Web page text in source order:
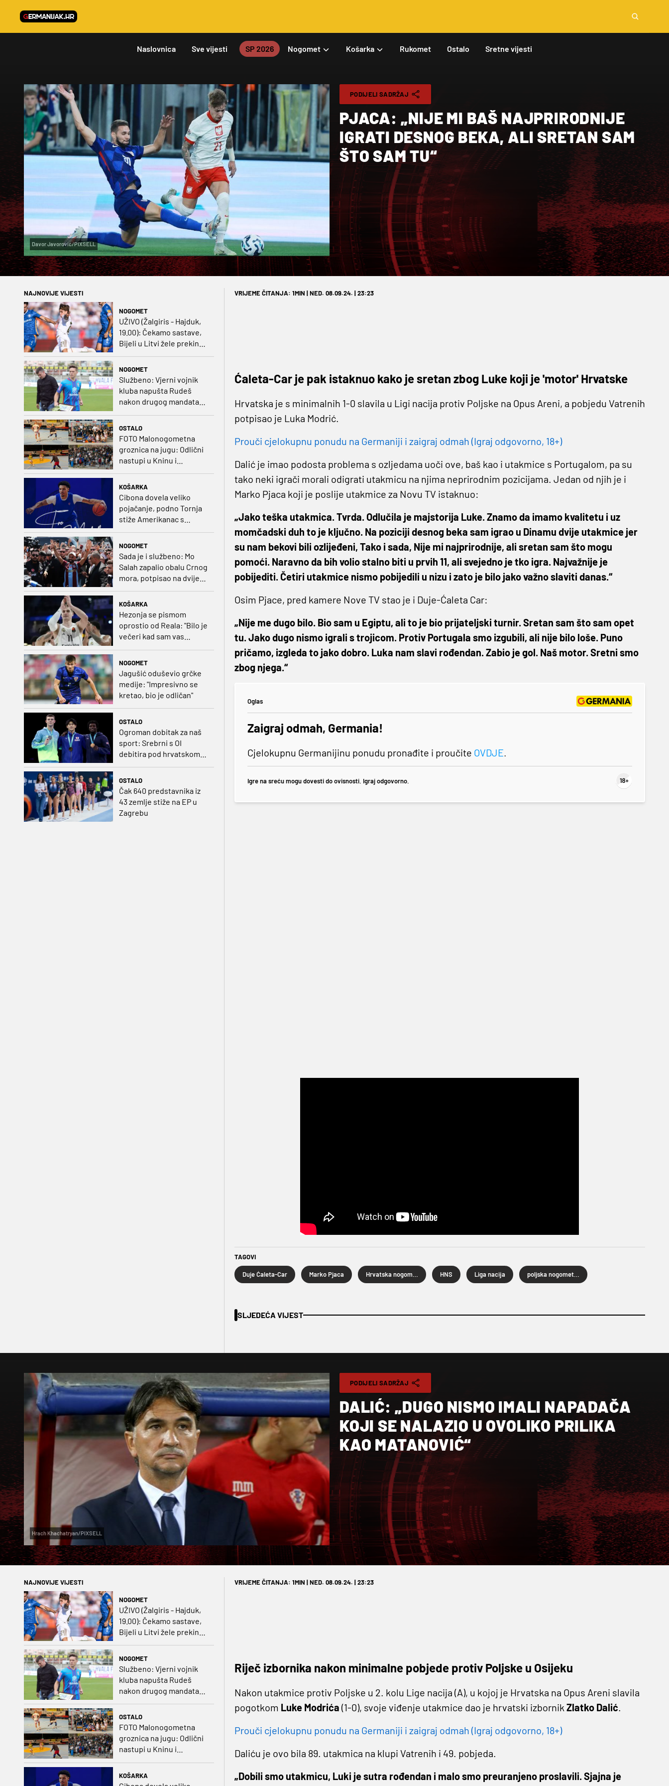
Naslovnica Sve vijesti SP 2026 Nogomet Košarka Rukomet Ostalo Sretne vijesti
Davor Javorovic/PIXSELL
PODIJELI SADRŽAJ
PJACA: „NIJE MI BAŠ NAJPRIRODNIJE
IGRATI DESNOG BEKA, ALI SRETAN SAM
ŠTO SAM TU“
NAJNOVIJE VIJESTI
NOGOMET
UŽIVO (Žalgiris - Hajduk,
19.00): Čekamo sastave,
Bijeli u Litvi žele prekinut
NOGOMET
Službeno: Vjerni vojnik
kluba napušta Rudeš
nakon drugog mandata
OSTALO
FOTO Malonogometna
groznica na jugu: Odlični
nastupi u Kninu i
Metkoviću okrunjeni
vrijednim nagradama
KOŠARKA
Cibona dovela veliko
pojačanje, podno Tornja
stiže Amerikanac s
naslovom iz EuroCupa
NOGOMET
Sada je i službeno: Mo
Salah zapalio obalu Crnog
mora, potpisao na dvije
KOŠARKA
Hezonja se pismom
oprostio od Reala: "Bilo je
večeri kad sam vas
NOGOMET
Jagušić oduševio grčke
medije: "Impresivno se
kretao, bio je odličan"
OSTALO
Ogroman dobitak za naš
sport: Srebrni s OI
debitira pod hrvatskom
OSTALO
Čak 640 predstavnika iz
43 zemlje stiže na EP u
Zagrebu
VRIJEME ČITANJA: 1MIN | NED. 08.09.24. | 23:23
Ćaleta-Car je pak istaknuo kako je sretan zbog Luke koji je 'motor' Hrvatske
Hrvatska je s minimalnih 1-0 slavila u Ligi nacija protiv Poljske na Opus Areni, a pobjedu Vatrenih
potpisao je Luka Modrić.
Prouči cjelokupnu ponudu na Germaniji i zaigraj odmah (Igraj odgovorno, 18+)
Dalić je imao podosta problema s ozljedama uoči ove, baš kao i utakmice s Portugalom, pa su
tako neki igrači morali odigrati utakmicu na njima neprirodnim pozicijama. Jedan od njih je i
Marko Pjaca koji je poslije utakmice za Novu TV istaknuo:
„Jako teška utakmica. Tvrda. Odlučila je majstorija Luke. Znamo da imamo kvalitetu i uz
momčadski duh to je ključno. Na poziciji desnog beka sam igrao u Dinamu dvije utakmice jer
su nam bekovi bili ozlijeđeni, Tako i sada, Nije mi najprirodnije, ali sretan sam što mogu
pomoći. Naravno da bih volio stalno biti u prvih 11, ali svejedno je tko igra. Najvažnije je
pobijediti. Četiri utakmice nismo pobijedili u nizu i zato je bilo jako važno slaviti danas.“
Osim Pjace, pred kamere Nove TV stao je i Duje-Ćaleta Car:
„Nije me dugo bilo. Bio sam u Egiptu, ali to je bio prijateljski turnir. Sretan sam što sam opet
tu. Jako dugo nismo igrali s trojicom. Protiv Portugala smo izgubili, ali nije bilo loše. Puno
pričamo, izgleda to jako dobro. Luka nam slavi rođendan. Zabio je gol. Naš motor. Sretni smo
zbog njega.“
Oglas
Zaigraj odmah, Germania!
Cjelokupnu Germanijinu ponudu pronađite i proučite OVDJE.
Igre na sreću mogu dovesti do ovisnosti. Igraj odgovorno.
TAGOVI
Duje Ćaleta-Car Marko Pjaca Hrvatska nogometna reprezentacija HNS Liga nacija poljska nogometna reprezentacija
SLJEDEĆA VIJEST
Hrach Khachatryan/PIXSELL
PODIJELI SADRŽAJ
DALIĆ: „DUGO NISMO IMALI NAPADAČA
KOJI SE NALAZIO U OVOLIKO PRILIKA
KAO MATANOVIĆ“
NAJNOVIJE VIJESTI
NOGOMET
UŽIVO (Žalgiris - Hajduk,
19.00): Čekamo sastave,
Bijeli u Litvi žele prekinut
negativan niz
NOGOMET
Službeno: Vjerni vojnik
kluba napušta Rudeš
nakon drugog mandata
OSTALO
FOTO Malonogometna
groznica na jugu: Odlični
nastupi u Kninu i
vrijednim nagradama
KOŠARKA
VRIJEME ČITANJA: 1MIN | NED. 08.09.24. | 23:23
Riječ izbornika nakon minimalne pobjede protiv Poljske u Osijeku
Nakon utakmice protiv Poljske u 2. kolu Lige nacija (A), u kojoj je Hrvatska na Opus Areni slavila
pogotkom Luke Modrića (1-0), svoje viđenje utakmice dao je hrvatski izbornik Zlatko Dalić
Prouči cjelokupnu ponudu na Germaniji i zaigraj odmah (Igraj odgovorno, 18+)
Daliću je ovo bila 89. utakmica na klupi Vatrenih i 49. pobjeda.
„Dobili smo utakmicu, Luki je sutra rođendan i malo smo preuranjeno proslavili. Sjajna je